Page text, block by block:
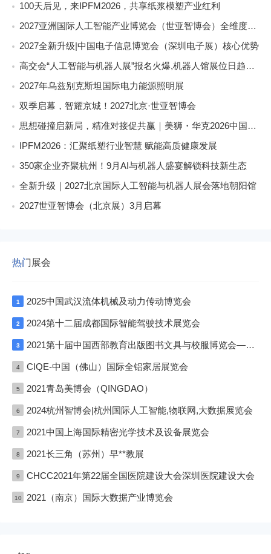
100天后见，来IPFM2026，共享纸浆模塑产业红利
2027亚洲国际人工智能产业博览会（世亚智博会）全维度介绍
2027全新升级|中国电子信息博览会（深圳电子展）核心优势
高交会“人工智能与机器人展”报名火爆,机器人馆展位日趋稀缺
2027年乌兹别克斯坦国际电力能源照明展
双季启幕，智耀京城！2027北京·世亚智博会
思想碰撞启新局，精准对接促共赢｜美狮・华克2026中国餐饮包装创新发展大会圆满收官
IPFM2026：汇聚纸塑行业智慧 赋能高质健康发展
350家企业齐聚杭州！9月AI与机器人盛宴解锁科技新生态
全新升级｜2027北京国际人工智能与机器人展会落地朝阳馆
2027世亚智博会（北京展）3月启幕
热门展会
1 2025中国武汉流体机械及动力传动博览会
2 2024第十二届成都国际智能驾驶技术展览会
3 2021第十届中国西部教育出版图书文具与校服博览会—成渝双城展
4 CIQE-中国（佛山）国际全铝家居展览会
5 2021青岛美博会（QINGDAO）
6 2024杭州智博会|杭州国际人工智能,物联网,大数据展览会
7 2021中国上海国际精密光学技术及设备展览会
8 2021长三角（苏州）早**教展
9 CHCC2021年第22届全国医院建设大会深圳医院建设大会
10 2021（南京）国际大数据产业博览会